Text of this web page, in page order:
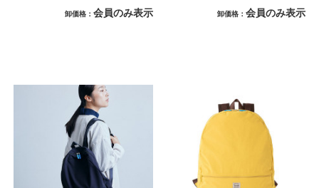
卸価格 会員のみ表示 卸価格 会員のみ表示